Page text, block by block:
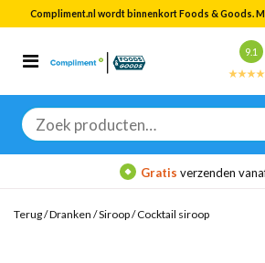
Compliment.nl wordt binnenkort Foods & Goods.
9.1
Zoeken
naar:
Categorieën
Bekijk alle
Gratis verzenden
Terug/Dranken /Siroop/Cocktail siroop